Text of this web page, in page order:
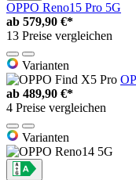
OPPO Reno15 Pro 5G
ab 579,90 €*
13 Preise vergleichen
Varianten
ab 489,90 €*
4 Preise vergleichen
Varianten